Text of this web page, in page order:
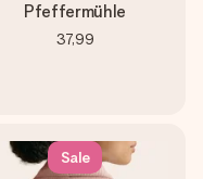
Pfeffermühle
37,99
Sale